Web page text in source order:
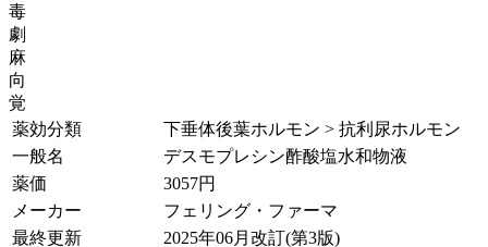
毒
劇
麻
向
覚
薬効分類
下垂体後葉ホルモン > 抗利尿ホルモン
一般名
デスモプレシン酢酸塩水和物液
薬価
3057円
メーカー
フェリング・ファーマ
最終更新
2025年06月改訂(第3版)